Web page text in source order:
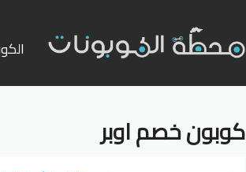
إلى
كوبون خصم اوبر